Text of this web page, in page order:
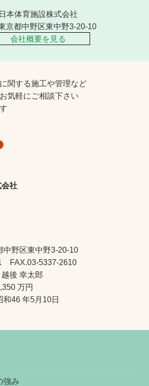
日本体育施設株式会社
京都中野区東中野3-20-10
会社概要を見る
関する施工や管理など
気軽にご相談下さい
会社
中野区東中野3-20-10
FAX.03-5337-2610
後 幸太郎
万円
46 年5月10日
強み